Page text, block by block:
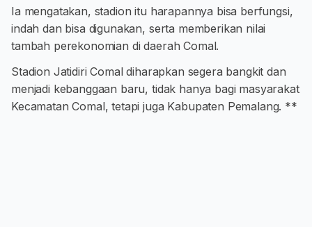
Ia mengatakan, stadion itu harapannya bisa berfungsi,
indah dan bisa digunakan, serta memberikan nilai
tambah perekonomian di daerah Comal.
Stadion Jatidiri Comal diharapkan segera bangkit dan
menjadi kebanggaan baru, tidak hanya bagi masyarakat
Kecamatan Comal, tetapi juga Kabupaten Pemalang. **